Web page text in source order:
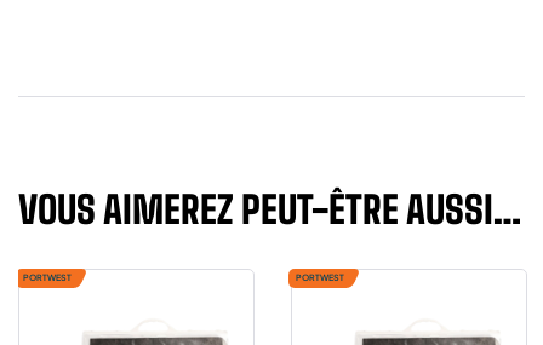
VOUS AIMEREZ PEUT-ÊTRE AUSSI…
PORTWEST PORTWEST